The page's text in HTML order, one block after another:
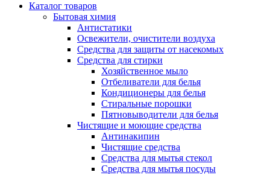
Каталог товаров
Бытовая химия
Антистатики
Освежители, очистители воздуха
Средства для защиты от насекомых
Средства для стирки
Хозяйственное мыло
Отбеливатели для белья
Кондиционеры для белья
Стиральные порошки
Пятновыводители для белья
Чистящие и моющие средства
Антинакипин
Чистящие средства
Средства для мытья стекол
Средства для мытья посуды